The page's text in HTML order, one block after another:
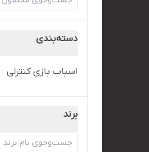
دسته‌بندی
اسباب بازی کنترلی
برند